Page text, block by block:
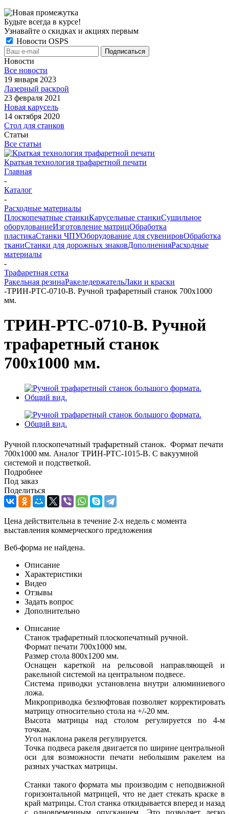
Будьте всегда в курсе!
Узнавайте о скидках и акциях первым
Новости OSPS
Новости
Все новости
19 января 2023
Лазерный раскрой
23 февраля 2021
Новая карусель
14 октября 2020
Стол для станков
Статьи
Все статьи
Краткая технология трафаретной печати
Главная
-
Каталог
-
Расходные материалы
Плоскопечатные станкиКарусельные станкиСушильное
оборудованиеИзготовление матрицОбработка
пластикаСтанки ЧПУОборудование для сувенировОбработка
тканиСтанки для дорожных знаковДополненияРасходные
материалы
-
Трафаретная сетка
Ракельная резинаРакеледержательЛаки и краски
-ТРИН-РTC-0710-В. Ручной трафаретный станок 700х1000
мм.
ТРИН-РTC-0710-В. Ручной
трафаретный станок
700х1000 мм.
Ручной плоскопечатный трафаретный станок. Формат печати
700х1000 мм. Аналог ТРИН-РТС-1015-В. С вакуумной
системой и подстветкой.
Подробнее
Под заказ
Поделиться
Цена действительна в течение 2-х недель с момента
выставления коммерческого предложения
Веб-форма не найдена.
Описание
Характеристики
Видео
Отзывы
Задать вопрос
Дополнительно
Описание
Станок трафаретный плоскопечатный ручной.
Формат печати 700х1000 мм.
Размер стола 800х1200 мм.
Оснащен кареткой на рельсовой направляющей и
ракельной системой на центральном подвесе.
Система приводки установлена внутри алюминиевого
ложа.
Микроприводка безлюфтовая позволяет корректировать
матрицу относительно стола на +/-20 мм.
Высота матрицы над столом регулируется по 4-м
точкам.
Угол наклона ракеля регулируется.
Точка подвеса ракеля двигается по ширине центральной
оси для возможности печати небольшим ракелем на
разных участках матрицы.
Станки такого формата мы производим с неподвижной
горизонтальной матрицей, что не дает стекать краске в
край матрицы. Стол станка откидывается вперед и назад
с одновременным опусканием. Это позволяет легко